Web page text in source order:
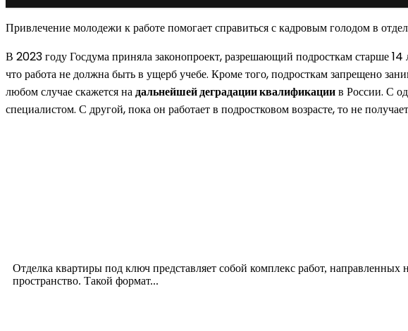
Привлечение молодежи к работе помогает справиться с кадровым голодом в
В 2023 году Госдума приняла законопроект, разрешающий подросткам старше 14
что работа не должна быть в ущерб учебе. Кроме того, подросткам запрещено
любом случае скажется надальнейшей деградации квалификациив России. С
специалистом. С другой, пока он работает в подростковом возрасте, то не
Отделка квартиры под ключ представляет собой комплекс работ,
пространство. Такой формат...